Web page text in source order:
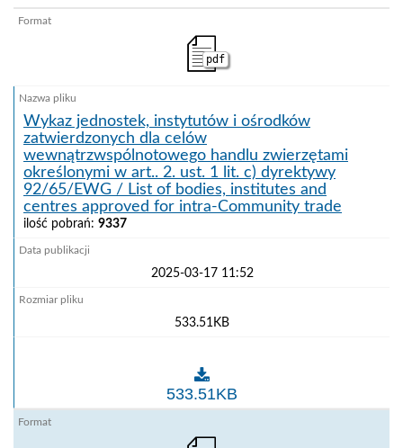
pdf
Wykaz jednostek, instytutów i ośrodków
zatwierdzonych dla celów
wewnątrzwspólnotowego handlu zwierzętami
określonymi w art.. 2. ust. 1 lit. c) dyrektywy
92/65/EWG / List of bodies, institutes and
centres approved for intra-Community trade
ilość pobrań: 9337
2025-03-17 11:52
533.51KB
Wykaz jednostek, instytutów i ośrodków
533.51KB